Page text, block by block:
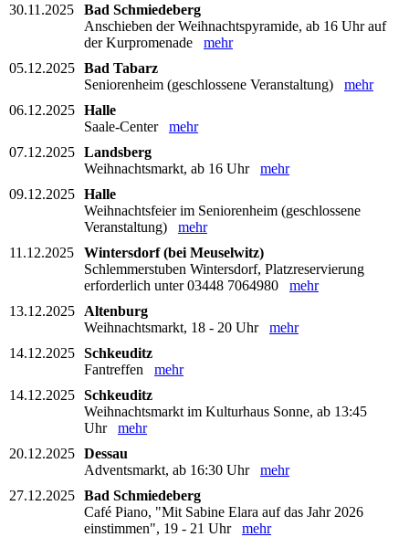
30.11.2025
Bad Schmiedeberg
Anschieben der Weihnachtspyramide, ab 16 Uhr auf
der Kurpromenade mehr
05.12.2025 Bad Tabarz
Seniorenheim (geschlossene Veranstaltung) mehr
06.12.2025 Halle
Saale-Center mehr
07.12.2025 Landsberg
Weihnachtsmarkt, ab 16 Uhr mehr
09.12.2025 Halle
Weihnachtsfeier im Seniorenheim (geschlossene
Veranstaltung) mehr
11.12.2025
Wintersdorf (bei Meuselwitz)
Schlemmerstuben Wintersdorf, Platzreservierung
erforderlich unter 03448 7064980 mehr
13.12.2025
Altenburg
Weihnachtsmarkt, 18 - 20 Uhr mehr
14.12.2025 Schkeuditz
Fantreffen mehr
14.12.2025 Schkeuditz
Weihnachtsmarkt im Kulturhaus Sonne, ab 13:45
Uhr mehr
20.12.2025 Dessau
Adventsmarkt, ab 16:30 Uhr mehr
27.12.2025 Bad Schmiedeberg
Café Piano, "Mit Sabine Elara auf das Jahr 2026
einstimmen", 19 - 21 Uhr mehr